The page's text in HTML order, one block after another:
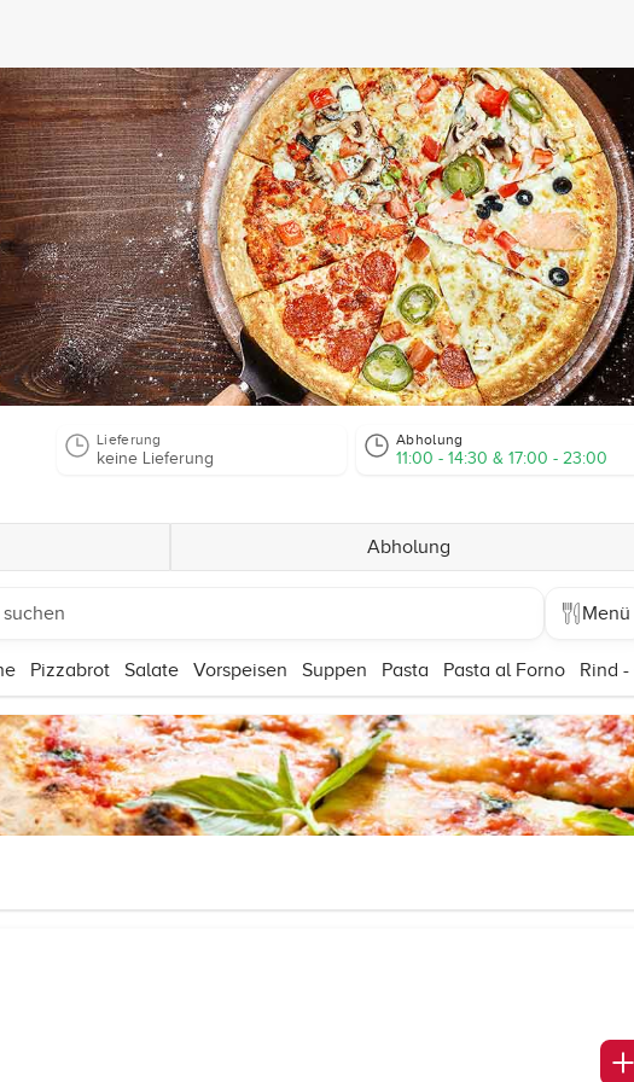
Lieferung
keine Lieferung
Abholung
11:00 - 14:30 & 17:00 - 23:00
Abholung
Menü
Pizzabrot Salate Vorspeisen Suppen Pasta Pasta al Forno Rind -